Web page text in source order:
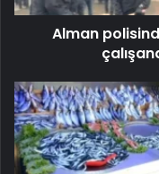
Alman